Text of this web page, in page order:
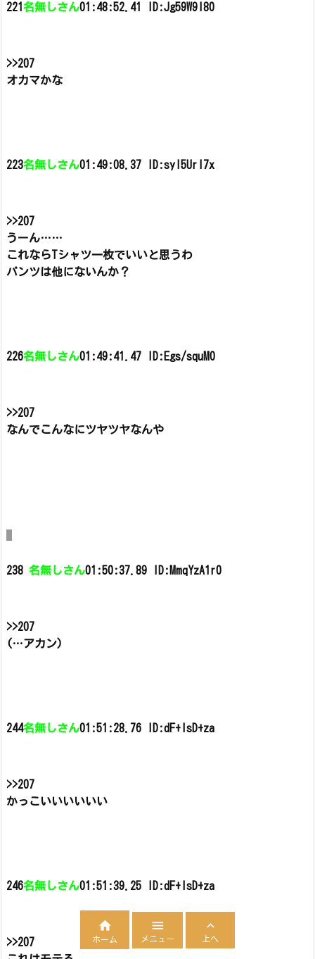
221 名無しさん01:48:52.41 ID:Jg59W9l80
>>207
オカマかな
223名無しさん01:49:08.37 ID:syl5Url7x
>>207
うーん……
これならTシャツ一枚でいいと思うわ
パンツは他にないんか？
226名無しさん01:49:41.47 ID:Egs/squM0
>>207
なんでこんなにツヤツヤなんや
238 名無しさん01:50:37.89 ID:MmqYzA1r0
>>207
(…アカン)
244名無しさん01:51:28.76 ID:dF+lsD+za
>>207
かっこいいいいいい
246名無しさん01:51:39.25 ID:dF+lsD+za
>>207

ホーム

メニュー

上へ